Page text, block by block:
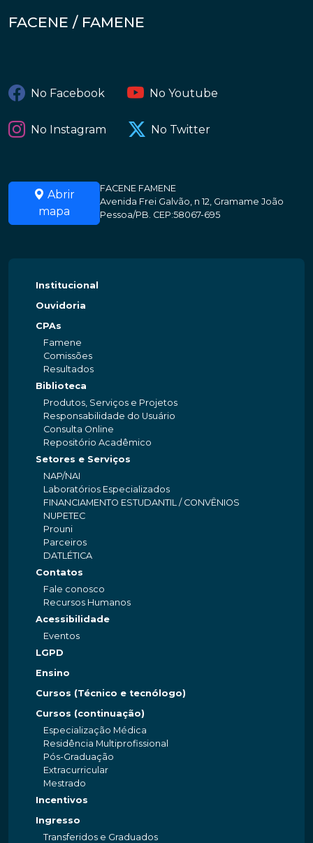
FACENE / FAMENE
No Facebook No Youtube
No Instagram No Twitter
Abrir
mapa
FACENE FAMENE
Avenida Frei Galvão, n 12, Gramame João
Pessoa/PB. CEP:58067-695
Institucional
Ouvidoria
CPAs
Famene
Comissões
Resultados
Biblioteca
Produtos, Serviços e Projetos
Responsabilidade do Usuário
Consulta Online
Repositório Acadêmico
Setores e Serviços
NAP/NAI
Laboratórios Especializados
FINANCIAMENTO ESTUDANTIL / CONVÊNIOS
NUPETEC
Prouni
Parceiros
DATLÉTICA
Contatos
Fale conosco
Recursos Humanos
Acessibilidade
Eventos
LGPD
Ensino
Cursos (Técnico e tecnólogo)
Cursos (continuação)
Especialização Médica
Residência Multiprofissional
Pós-Graduação
Extracurricular
Mestrado
Incentivos
Ingresso
Transferidos e Graduados